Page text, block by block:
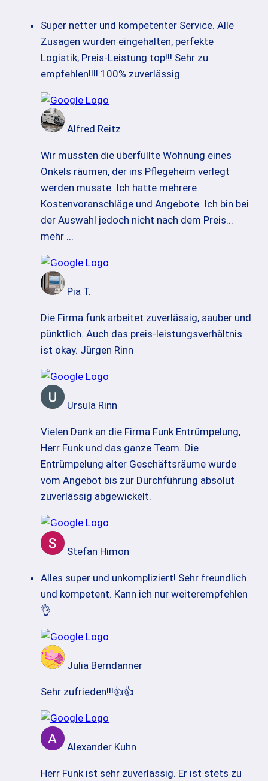
Super netter und kompetenter Service. Alle
Zusagen wurden eingehalten, perfekte
Logistik, Preis-Leistung top!!! Sehr zu
empfehlen!!!! 100% zuverlässig
Alfred Reitz
Wir mussten die überfüllte Wohnung eines
Onkels räumen, der ins Pflegeheim verlegt
werden musste. Ich hatte mehrere
Kostenvoranschläge und Angebote. Ich bin bei
der Auswahl jedoch nicht nach dem Preis...
mehr ...
Pia T.
Die Firma funk arbeitet zuverlässig, sauber und
pünktlich. Auch das preis-leistungsverhältnis
ist okay. Jürgen Rinn
Ursula Rinn
Vielen Dank an die Firma Funk Entrümpelung,
Herr Funk und das ganze Team. Die
Entrümpelung alter Geschäftsräume wurde
vom Angebot bis zur Durchführung absolut
zuverlässig abgewickelt.
Stefan Himon
Alles super und unkompliziert! Sehr freundlich
und kompetent. Kann ich nur weiterempfehlen
👌
Julia Berndanner
Sehr zufrieden!!!👍👍
Alexander Kuhn
Herr Funk ist sehr zuverlässig. Er ist stets zu